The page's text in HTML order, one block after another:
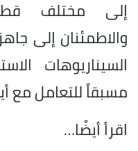
إلى مختلف
والاطمئنان إلى
السيناريوهات
مسبقاً للتعامل مع
اقرأ أيضًا…